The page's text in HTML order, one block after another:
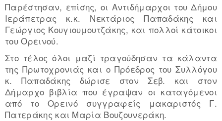
Παρέστησαν, επίσης, οι Αντιδήμαρχοι του Δήμου
Ιεράπετρας κ.κ. Νεκτάριος Παπαδάκης και
Γεώργιος Κουγιουμουτζάκης, και πολλοί κάτοικοι
του Ορεινού.
Στο τέλος όλοι μαζί τραγούδησαν τα κάλαντα
της Πρωτοχρονιάς και ο Πρόεδρος του Συλλόγου
κ. Παπαδάκης δώρισε στον Σεβ. και στον
Δήμαρχο βιβλία που έγραψαν οι καταγόμενοι
από το Ορεινό συγγραφείς μακαριστός Γ.
Πατεράκης και Μαρία Βουζουνεράκη.